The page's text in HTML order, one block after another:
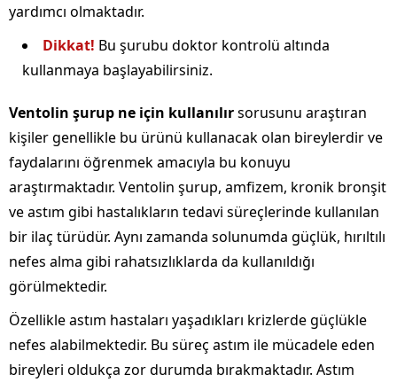
yardımcı olmaktadır.
Dikkat! Bu şurubu doktor kontrolü altında
kullanmaya başlayabilirsiniz.
Ventolin şurup ne için kullanılırsorusunu araştıran
kişiler genellikle bu ürünü kullanacak olan bireylerdir ve
faydalarını öğrenmek amacıyla bu konuyu
araştırmaktadır. Ventolin şurup, amfizem, kronik bronşit
ve astım gibi hastalıkların tedavi süreçlerinde kullanılan
bir ilaç türüdür. Aynı zamanda solunumda güçlük, hırıltılı
nefes alma gibi rahatsızlıklarda da kullanıldığı
görülmektedir.
Özellikle astım hastaları yaşadıkları krizlerde güçlükle
nefes alabilmektedir. Bu süreç astım ile mücadele eden
bireyleri oldukça zor durumda bırakmaktadır. Astım